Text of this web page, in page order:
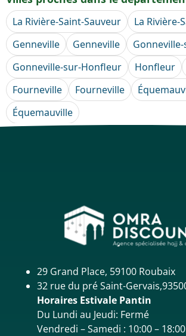
La Rivière-Saint-Sauveur
La Rivière-
Genneville
Genneville
Gonneville-sur-Honfleur
Honfleur
Fourneville
Fourneville
Équemauville
29 Grand Place, 59100 Roubaix
32 rue du pré Saint-
Horaires Estivale Pantin
Du Lundi au Jeudi: Fermé
Vendredi – Samedi : 10:00 – 18:00